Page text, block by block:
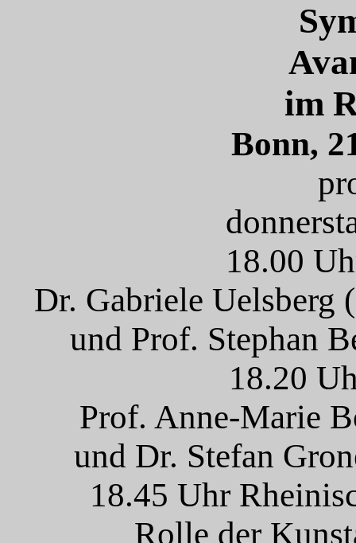
im
Bonn,
18.00
Dr. Gabriele Uelsberg
und Prof. Stephan
18.20
Prof. Anne-Marie
und Dr. Stefan
18.45 Uhr
Rolle der